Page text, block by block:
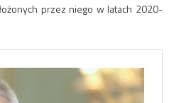
przez niego w latach 2020-